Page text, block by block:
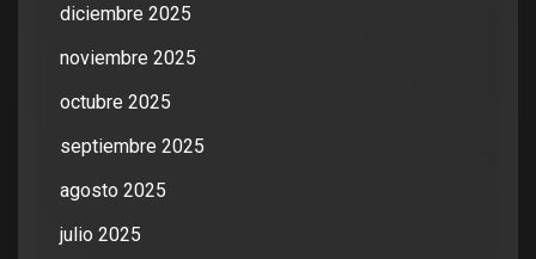
diciembre 2025
noviembre 2025
octubre 2025
septiembre 2025
agosto 2025
julio 2025